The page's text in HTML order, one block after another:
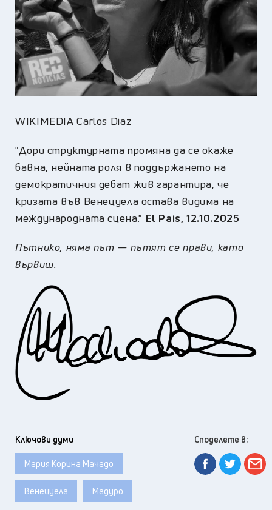
WIKIMEDIA Carlos Diaz
"Дори структурната промяна да се окаже
бавна, нейната роля в поддържането на
демократичния дебат жив гарантира, че
кризата във Венецуела остава видима на
международната сцена." El Pais, 12.10.2025
Пътнико, няма път — пътят се прави, като
вървиш.
Ключови думи
Мария Корина Мачадо
Венецуела Мадуро
Споделете в: